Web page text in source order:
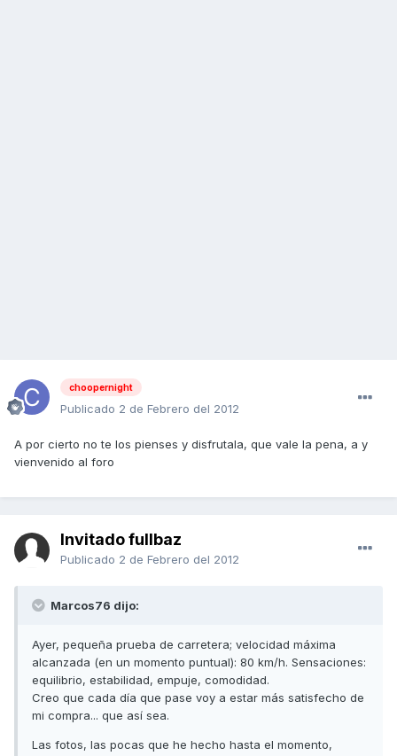
choopernight
Publicado 2 de Febrero del 2012
A por cierto no te los pienses y disfrutala, que vale la pena, a y
vienvenido al foro
Invitado fullbaz
Publicado 2 de Febrero del 2012
Marcos76 dijo:
Ayer, pequeña prueba de carretera; velocidad máxima
alcanzada (en un momento puntual): 80 km/h. Sensaciones:
equilibrio, estabilidad, empuje, comodidad.
Creo que cada día que pase voy a estar más satisfecho de
mi compra... que así sea.
Las fotos, las pocas que he hecho hasta el momento,